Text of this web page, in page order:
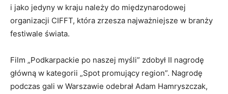
i jako jedyny w kraju należy do międzynarodowej
organizacji CIFFT, która zrzesza najważniejsze w branży
festiwale świata.
Film „Podkarpackie po naszej myśli” zdobył II nagrodę
główną w kategorii „Spot promujący region”. Nagrodę
podczas gali w Warszawie odebrał Adam Hamryszczak,